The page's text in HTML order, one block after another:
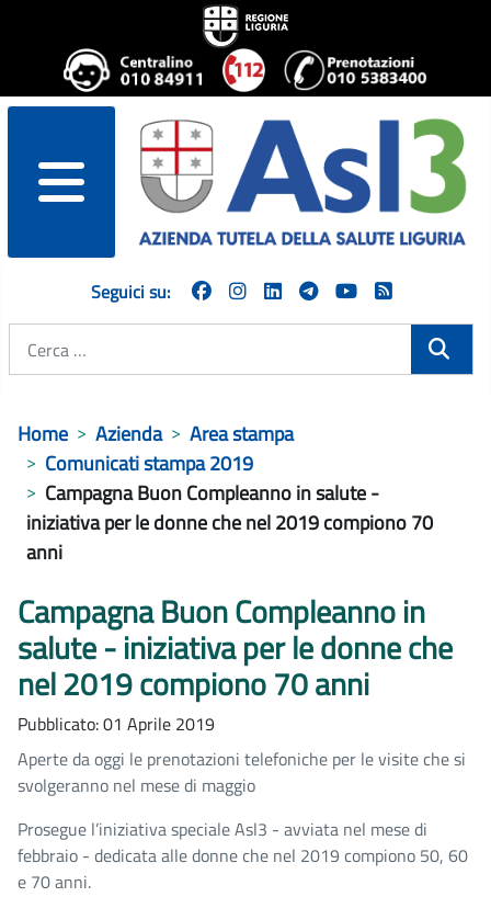
menu
Seguici su:
Home Azienda
Area stampa
Comunicati stampa 2019
Campagna Buon Compleanno in salute -
iniziativa per le donne che nel 2019 compiono 70
anni
Campagna Buon Compleanno in
salute - iniziativa per le donne che
nel 2019 compiono 70 anni
Pubblicato: 01 Aprile 2019
Aperte da oggi le prenotazioni telefoniche per le visite che si
svolgeranno nel mese di maggio
Prosegue l’iniziativa speciale Asl3 - avviata nel mese di
febbraio - dedicata alle donne che nel 2019 compiono 50, 60
e 70 anni.